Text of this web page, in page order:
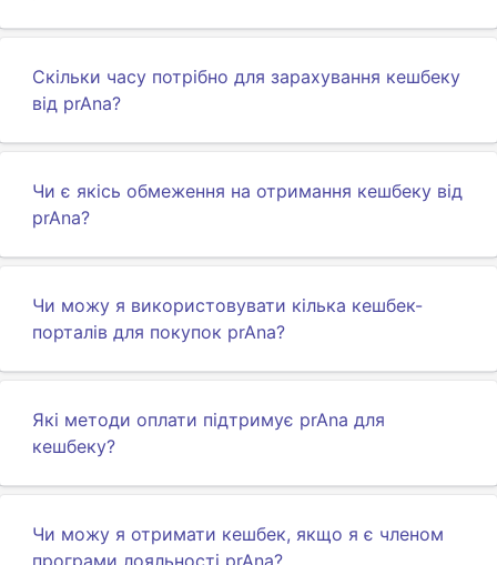
Скільки часу потрібно для зарахування кешбеку
від prAna?
Чи є якісь обмеження на отримання кешбеку від
prAna?
Чи можу я використовувати кілька кешбек-
порталів для покупок prAna?
Які методи оплати підтримує prAna для
кешбеку?
Чи можу я отримати кешбек, якщо я є членом
програми лояльності prAna?